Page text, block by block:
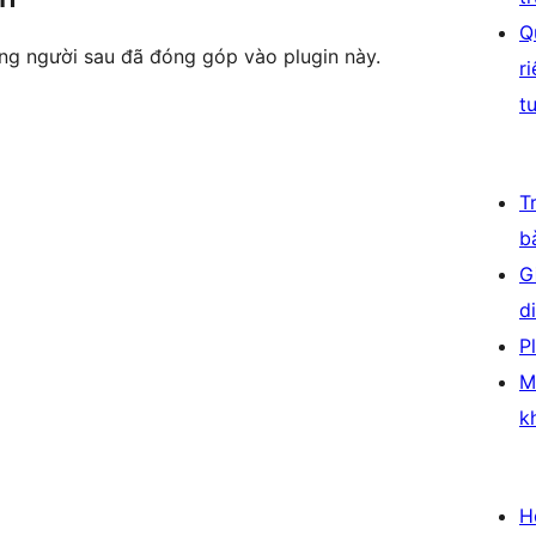
người sau đã đóng góp vào plugin này.